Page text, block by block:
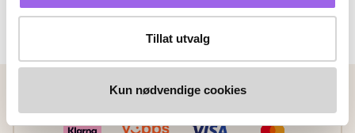
Tillat utvalg
Kun nødvendige cookies
Betalingsmetoder
FakturaVippsKortbetaling